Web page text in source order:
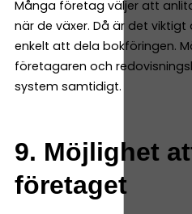
Många företag väljer att
när de växer. Då är det
enkelt att dela bokföringen.
företagaren och
system samtidigt.
9. Möjlighet
företaget